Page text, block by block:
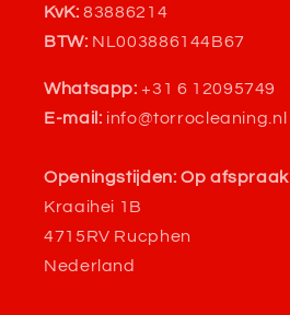
KvK:83886214
BTW: NL003886144B67
Whatsapp: +31 6 12095749
E-mail: info@torrocleaning.nl
Openingstijden: Op afspraak
Kraaihei 1B
4715RV Rucphen
Nederland